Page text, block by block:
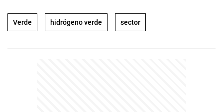
Verde hidrógeno verde sector